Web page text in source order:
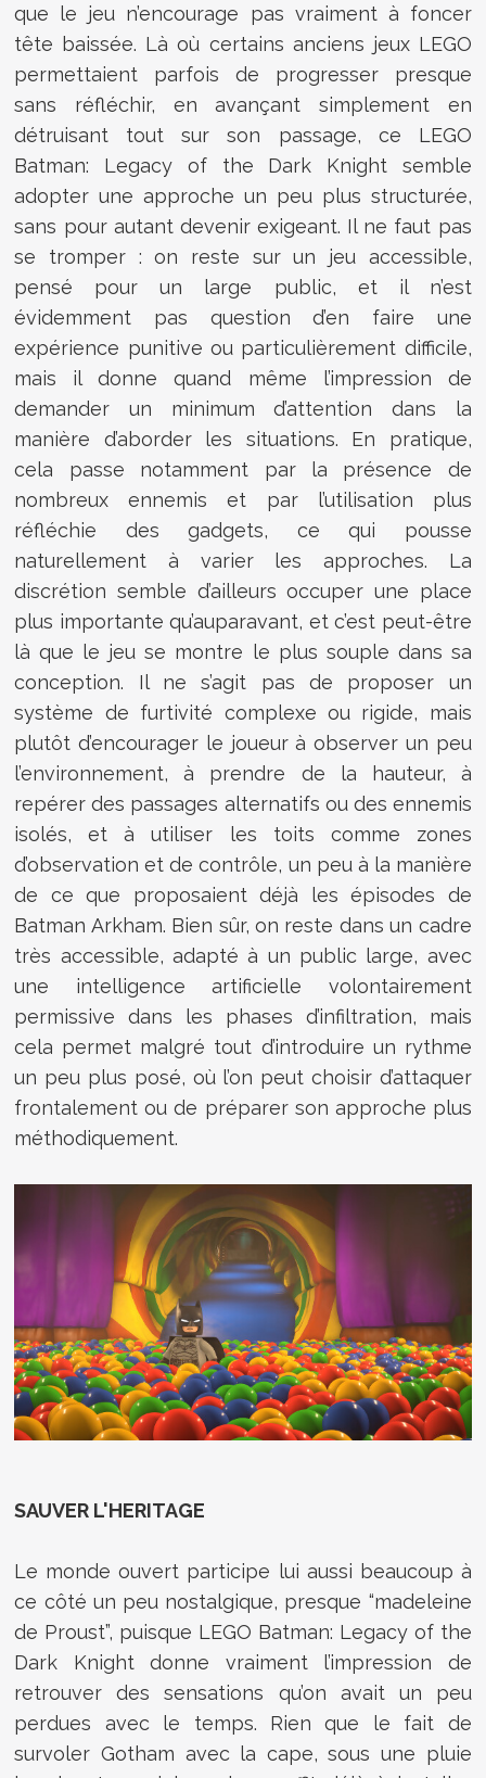
que le jeu n’encourage pas vraiment à foncer
tête baissée. Là où certains anciens jeux LEGO
permettaient parfois de progresser presque
sans réfléchir, en avançant simplement en
détruisant tout sur son passage, ce LEGO
Batman: Legacy of the Dark Knight semble
adopter une approche un peu plus structurée,
sans pour autant devenir exigeant. Il ne faut pas
se tromper : on reste sur un jeu accessible,
pensé pour un large public, et il n’est
évidemment pas question d’en faire une
expérience punitive ou particulièrement difficile,
mais il donne quand même l’impression de
demander un minimum d’attention dans la
manière d’aborder les situations. En pratique,
cela passe notamment par la présence de
nombreux ennemis et par l’utilisation plus
réfléchie des gadgets, ce qui pousse
naturellement à varier les approches. La
discrétion semble d’ailleurs occuper une place
plus importante qu’auparavant, et c’est peut-être
là que le jeu se montre le plus souple dans sa
conception. Il ne s’agit pas de proposer un
système de furtivité complexe ou rigide, mais
plutôt d’encourager le joueur à observer un peu
l’environnement, à prendre de la hauteur, à
repérer des passages alternatifs ou des ennemis
isolés, et à utiliser les toits comme zones
d’observation et de contrôle, un peu à la manière
de ce que proposaient déjà les épisodes de
Batman Arkham. Bien sûr, on reste dans un cadre
très accessible, adapté à un public large, avec
une intelligence artificielle volontairement
permissive dans les phases d’infiltration, mais
cela permet malgré tout d’introduire un rythme
un peu plus posé, où l’on peut choisir d’attaquer
frontalement ou de préparer son approche plus
méthodiquement.
SAUVER L'HERITAGE
Le monde ouvert participe lui aussi beaucoup à
ce côté un peu nostalgique, presque “madeleine
de Proust”, puisque LEGO Batman: Legacy of the
Dark Knight donne vraiment l’impression de
retrouver des sensations qu’on avait un peu
perdues avec le temps. Rien que le fait de
survoler Gotham avec la cape, sous une pluie